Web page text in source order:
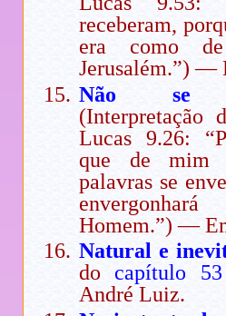
receberam,
era como
Jerusalém.”) —
Não se
(Interpretação
Lucas 9.26:
que de mim
palavras se
Homem.”) —
Natural e
do capítulo
André Luiz.